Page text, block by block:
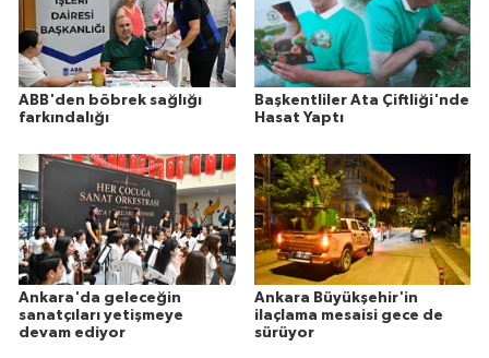
ABB'den böbrek sağlığı
farkındalığı
Başkentliler Ata Çiftliği'nde
Hasat Yaptı
Ankara'da geleceğin
sanatçıları yetişmeye
devam ediyor
Ankara Büyükşehir'in
ilaçlama mesaisi gece de
sürüyor